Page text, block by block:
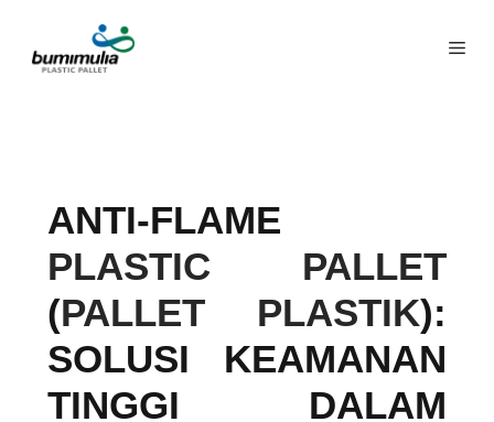
ANTI-FLAME
PLASTIC PALLET
(PALLET PLASTIK):
SOLUSI KEAMANAN
TINGGI DALAM